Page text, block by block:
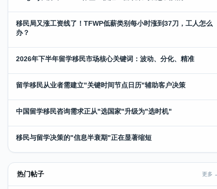
移民局又涨工资线了！TFWP低薪类别每小时涨到37刀，工人怎么
办？
2026年下半年留学移民市场核心关键词：波动、分化、精准
留学移民从业者需建立"关键时间节点日历"辅助客户决策
中国留学移民咨询需求正从"选国家"升级为"选时机"
移民与留学决策的"信息半衰期"正在显著缩短
热门帖子 更多